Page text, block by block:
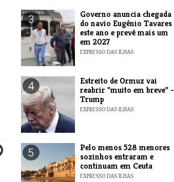
3
Governo anuncia chegada
do navio Eugénio Tavares
este ano e prevê mais um
em 2027
EXPRESSO DAS ILHAS
4
Estreito de Ormuz vai
reabrir "muito em breve" -
Trump
EXPRESSO DAS ILHAS
5
Pelo menos 528 menores
sozinhos entraram e
continuam em Ceuta
EXPRESSO DAS ILHAS